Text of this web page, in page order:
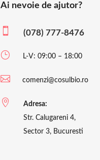
Ai nevoie de ajutor?
 (078) 777-8476
} L-V: 09:00 – 18:00
 comenzi@cosulbio.ro

Adresa:
Str. Calugareni 4,
Sector 3, Bucuresti